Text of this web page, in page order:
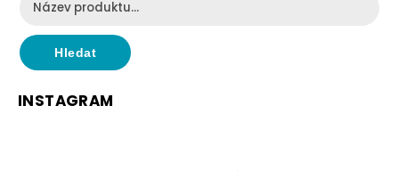
Hledat
INSTAGRAM